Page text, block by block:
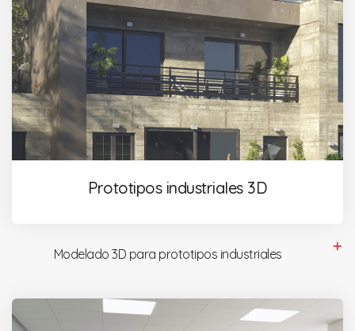
Prototipos industriales 3D
Modelado 3D para prototipos industriales